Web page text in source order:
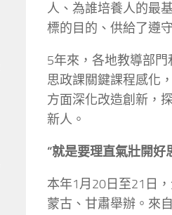
人、為誰培養人的最
標的目的、供給了遵
5年來，各地教導部
思政課關鍵課程感化
方面深化改造創新，
新人。
“就是要理直氣壯開好
本年1月20日至21日
蒙古、甘肅舉辦。來